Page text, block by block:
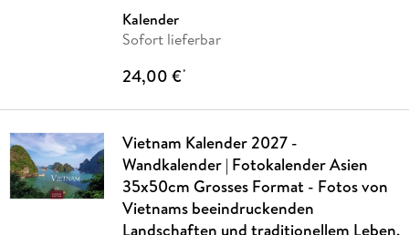
Kalender
Sofort lieferbar
24,00 €*
Vietnam Kalender 2027 -
Wandkalender | Fotokalender Asien
35x50cm Grosses Format - Fotos von
Vietnams beeindruckenden
Landschaften und traditionellem Leben,